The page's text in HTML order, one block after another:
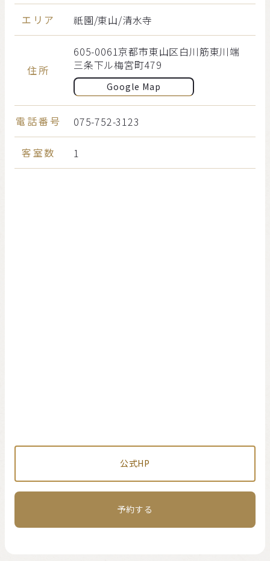
エリア 祇園/東山/清水寺
住所
605-0061京都市東山区白川筋東川端
三条下ル梅宮町479
Google Map
電話番号 075-752-3123
客室数 1
公式HP
予約する